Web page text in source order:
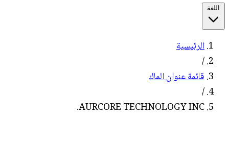
اللغة
الرئيسية
/
قائمة عنوان الماك
/
AURCORE TECHNOLOGY INC.